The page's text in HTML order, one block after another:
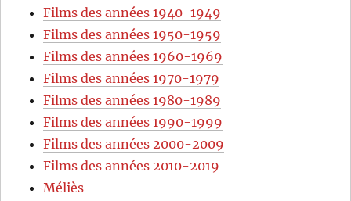
Films des années 1940-1949
Films des années 1950-1959
Films des années 1960-1969
Films des années 1970-1979
Films des années 1980-1989
Films des années 1990-1999
Films des années 2000-2009
Films des années 2010-2019
Méliès